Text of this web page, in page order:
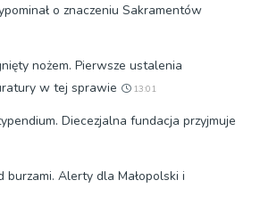
o znaczeniu Sakramentów
nożem. Pierwsze ustalenia
w tej sprawie
13:01
Diecezjalna fundacja przyjmuje
burzami. Alerty dla Małopolski i